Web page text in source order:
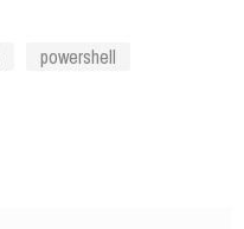
powershell